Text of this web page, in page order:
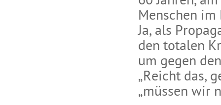
Menschen
Ja, als
den totalen
um gegen
„Reicht das,
„müssen wir